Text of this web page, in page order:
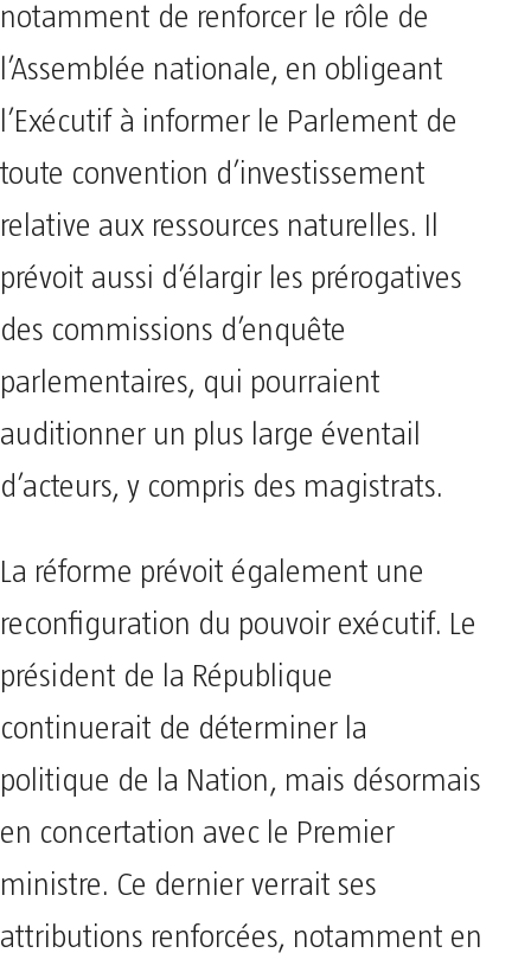
notamment de renforcer le rôle de
l’Assemblée nationale, en obligeant
l’Exécutif à informer le Parlement de
toute convention d’investissement
relative aux ressources naturelles. Il
prévoit aussi d’élargir les prérogatives
des commissions d’enquête
parlementaires, qui pourraient
auditionner un plus large éventail
d’acteurs, y compris des magistrats.
La réforme prévoit également une
reconfiguration du pouvoir exécutif. Le
président de la République
continuerait de déterminer la
politique de la Nation, mais désormais
en concertation avec le Premier
ministre. Ce dernier verrait ses
attributions renforcées, notamment en